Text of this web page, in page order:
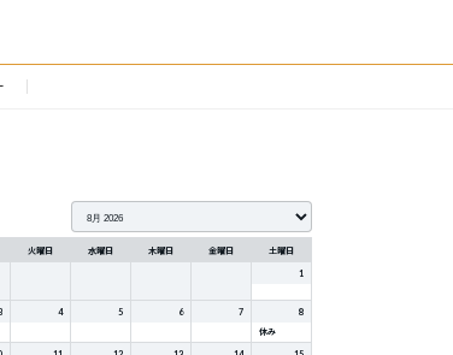
火曜日 水曜日 木曜日 金曜日 土曜日
1
4 5 6 7
8
休み